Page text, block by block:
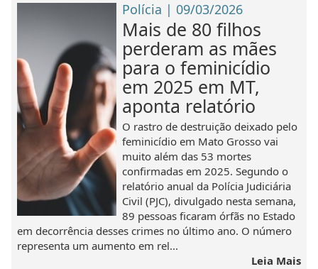
Polícia | 09/03/2026
Mais de 80 filhos
perderam as mães
para o feminicídio
em 2025 em MT,
aponta relatório
O rastro de destruição deixado pelo
feminicídio em Mato Grosso vai
muito além das 53 mortes
confirmadas em 2025. Segundo o
relatório anual da Polícia Judiciária
Civil (PJC), divulgado nesta semana,
89 pessoas ficaram órfãs no Estado
em decorrência desses crimes no último ano. O número
representa um aumento em rel...
Leia Mais